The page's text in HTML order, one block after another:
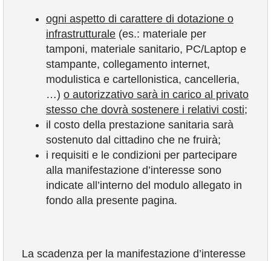
ogni aspetto di carattere di dotazione o
infrastrutturale(es.: materiale per
tamponi, materiale sanitario, PC/Laptop e
stampante, collegamento internet,
modulistica e cartellonistica, cancelleria,
…) o autorizzativo sarà in carico al privato
stesso che dovrà sostenere i relativi costi;
il costo della prestazione sanitaria sarà
sostenuto dal cittadino che ne fruirà;
i requisiti e le condizioni per partecipare
alla manifestazione d’interesse sono
indicate all’interno del modulo allegato in
fondo alla presente pagina.
La scadenza per la manifestazione d’interesse